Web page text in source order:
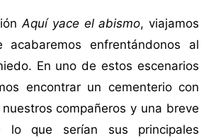
Aquí yace el abismo, viajamos
enfrentándonos al
En uno de estos escenarios
encontrar un cementerio con
compañeros y una breve
lo que serían sus principales